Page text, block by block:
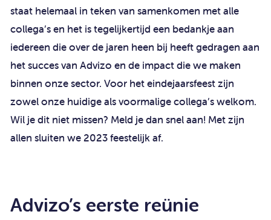
staat helemaal in teken van samenkomen met alle
collega’s en het is tegelijkertijd een bedankje aan
iedereen die over de jaren heen bij heeft gedragen aan
het succes van Advizo en de impact die we maken
binnen onze sector. Voor het eindejaarsfeest zijn
zowel onze huidige als voormalige collega’s welkom.
Wil je dit niet missen? Meld je dan snel aan! Met zijn
allen sluiten we 2023 feestelijk af.
Advizo’s eerste reünie